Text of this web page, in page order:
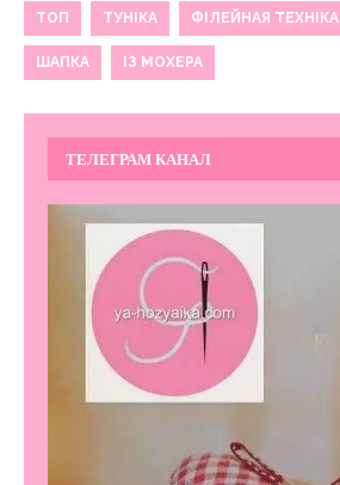
ТОП ТУНІКА ФІЛЕЙНАЯ ТЕХНІКА
ШАПКА ІЗ МОХЕРА
ТЕЛЕГРАМ КАНАЛ